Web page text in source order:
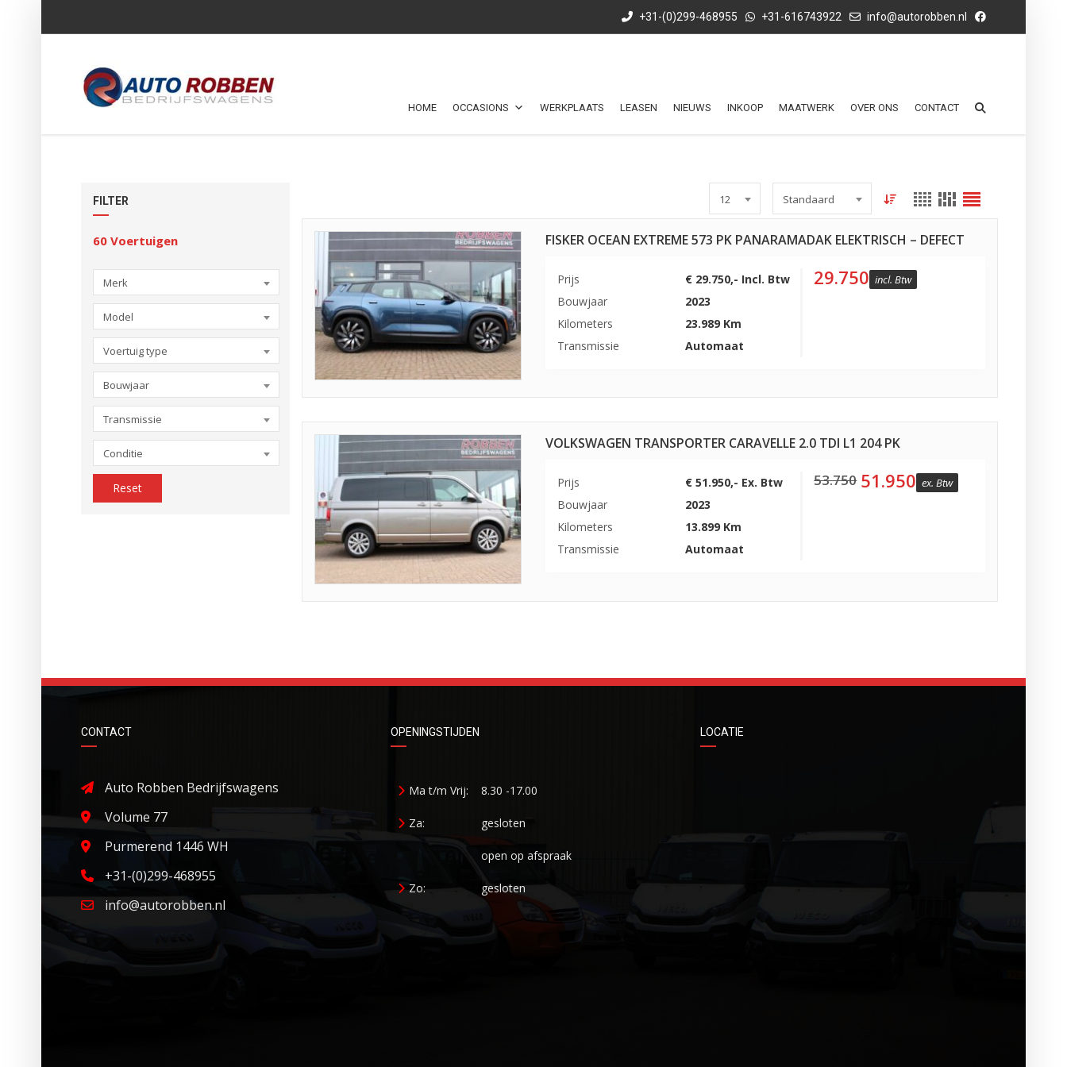
+31-(0)299-468955 +31-616743922 info@autorobben.nl
HOME OCCASIONS WERKPLAATS LEASEN NIEUWS INKOOP MAATWERK OVER ONS CONTACT
FILTER
60 Voertuigen
Merk
Model
Voertuig type
Bouwjaar
Transmissie
Conditie
Reset
12 Standaard
FISKER OCEAN EXTREME 573 PK PANARAMADAK ELEKTRISCH – DEFECT
Prijs
€ 29.750,- Incl. Btw
Bouwjaar
2023
Kilometers
23.989 Km
Transmissie
Automaat
29.750 incl. Btw
VOLKSWAGEN TRANSPORTER CARAVELLE 2.0 TDI L1 204 PK
Prijs
€ 51.950,- Ex. Btw
Bouwjaar
2023
Kilometers
13.899 Km
Transmissie
Automaat
53.750 51.950 ex. Btw
CONTACT
Auto Robben Bedrijfswagens
Volume 77
Purmerend 1446 WH
+31-(0)299-468955
info@autorobben.nl
OPENINGSTIJDEN
Ma t/m Vrij: 8.30 -17.00
Za: gesloten
open op afspraak
Zo: gesloten
LOCATIE